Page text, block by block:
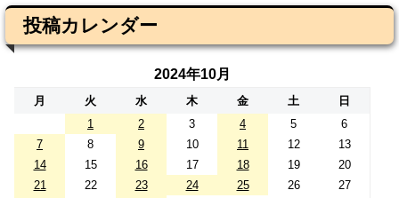
投稿カレンダー
2024年10月
月 火 水 木 金 土
日
1
2 3 4 5
6
7
8 9 10 11 12
13
14
15 16 17 18 19
20
21
22 23 24 25 26
27